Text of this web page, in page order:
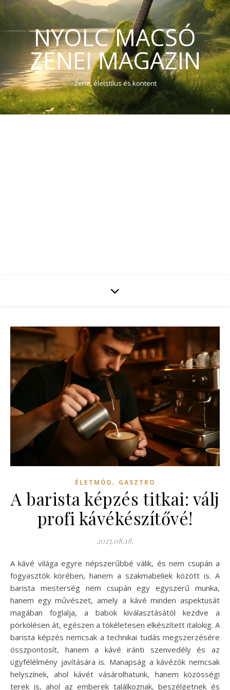
NYOLC MACSÓ
ZENEI MAGAZIN
Zene, életstílus és kontent
ÉLETMÓD , GASZTRO
A barista képzés titkai: válj
profi kávékészítővé!
2025.08.18.
A kávé világa egyre népszerűbbé válik, és nem csupán a
fogyasztók körében, hanem a szakmabeliek között is. A
barista mesterség nem csupán egy egyszerű munka,
hanem egy művészet, amely a kávé minden aspektusát
magában foglalja, a babok kiválasztásától kezdve a
pörkölésen át, egészen a tökéletesen elkészített italokig. A
barista képzés nemcsak a technikai tudás megszerzésére
összpontosít, hanem a kávé iránti szenvedély és az
ügyfélélmény javítására is. Manapság a kávézók nemcsak
helyszínek, ahol kávét vásárolhatunk, hanem közösségi
terek is, ahol az emberek találkoznak, beszélgetnek és